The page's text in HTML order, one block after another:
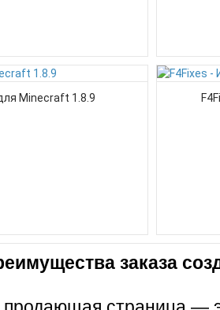
Minecraft 1.8.9
заказа